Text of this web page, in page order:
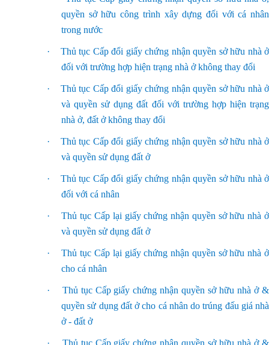
quyền sở hữu công trình xây dựng đối với cá nhân
trong nước
·
Thủ tục Cấp đổi giấy chứng nhận quyền sở hữu nhà ở
đối với trường hợp hiện trạng nhà ở không thay đổi
·
Thủ tục Cấp đổi giấy chứng nhận quyền sở hữu nhà ở
và quyền sử dụng đất đối với trường hợp hiện trạng
nhà ở, đất ở không thay đổi
·
Thủ tục Cấp đổi giấy chứng nhận quyền sở hữu nhà ở
và quyền sử dụng đất ở
·
Thủ tục Cấp đổi giấy chứng nhận quyền sở hữu nhà ở
đối với cá nhân
·
Thủ tục Cấp lại giấy chứng nhận quyền sở hữu nhà ở
và quyền sử dụng đất ở
·
Thủ tục Cấp lại giấy chứng nhận quyền sở hữu nhà ở
cho cá nhân
·
Thủ tục Cấp giấy chứng nhận quyền sở hữu nhà ở &
quyền sử dụng đất ở cho cá nhân do trúng đấu giá nhà
ở - đất ở